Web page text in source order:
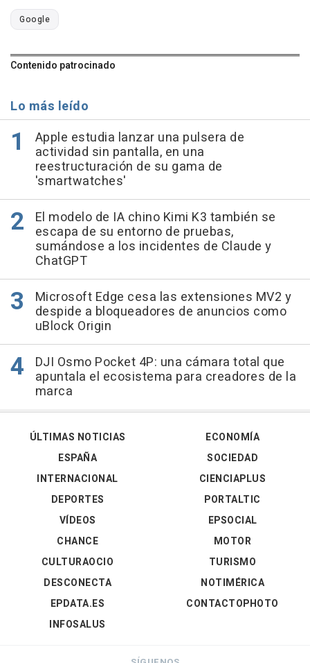
Google
Contenido patrocinado
Lo más leído
Apple estudia lanzar una pulsera de
actividad sin pantalla, en una
reestructuración de su gama de
'smartwatches'
El modelo de IA chino Kimi K3 también se
escapa de su entorno de pruebas,
sumándose a los incidentes de Claude y
ChatGPT
Microsoft Edge cesa las extensiones MV2 y
despide a bloqueadores de anuncios como
uBlock Origin
DJI Osmo Pocket 4P: una cámara total que
apuntala el ecosistema para creadores de la
marca
ÚLTIMAS NOTICIAS
ESPAÑA
INTERNACIONAL
DEPORTES
VÍDEOS
ECONOMÍA
SOCIEDAD
CIENCIAPLUS
PORTALTIC
EPSOCIAL
CHANCE
CULTURAOCIO
DESCONECTA
EPDATA.ES
INFOSALUS
MOTOR
TURISMO
NOTIMÉRICA
CONTACTOPHOTO